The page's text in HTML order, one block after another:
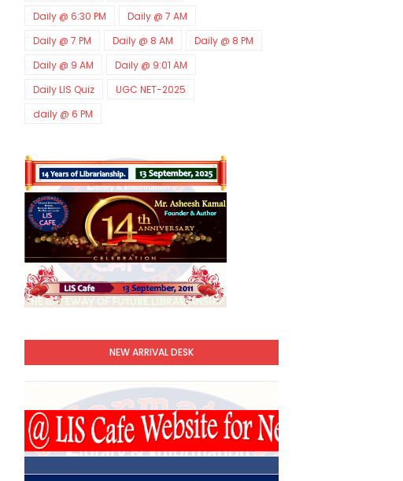
Daily @ 6:30 PM
Daily @ 7 AM
Daily @ 7 PM
Daily @ 8 AM
Daily @ 8 PM
Daily @ 9 AM
Daily @ 9:01 AM
Daily LIS Quiz
UGC NET-2025
daily @ 6 PM
NEW ARRIVAL DESK